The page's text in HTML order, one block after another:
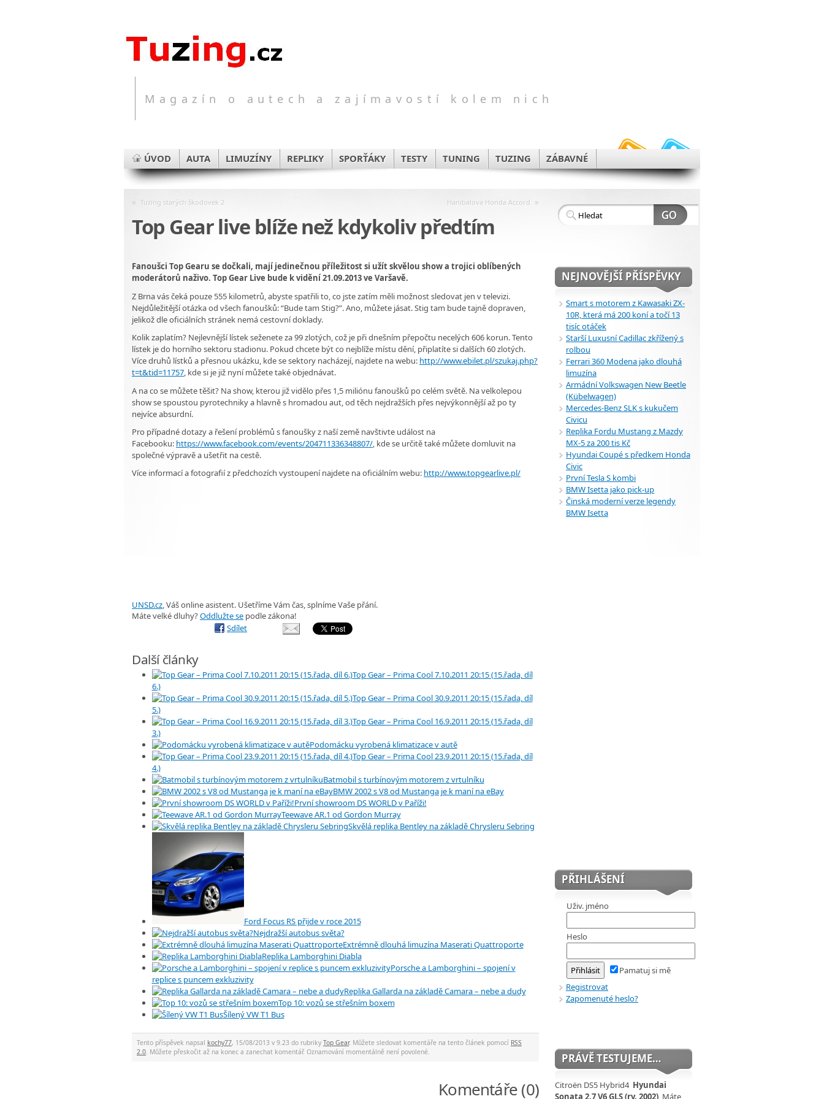
Magazín o autech a zajímavostí kolem nich
ÚVOD AUTA LIMUZÍNY REPLIKY SPORŤÁKY TESTY TUNING TUZING ZÁBAVNÉ
« Tuzing starých škodovek 2 Hanibalova Honda Accord »
Top Gear live blíže než kdykoliv předtím
Fanoušci Top Gearu se dočkali, mají jedinečnou příležitost si užít skvělou show a trojici oblíbených
moderátorů naživo. Top Gear Live bude k vidění 21.09.2013 ve Varšavě.
Z Brna vás čeká pouze 555 kilometrů, abyste spatřili to, co jste zatím měli možnost sledovat jen v televizi.
Nejdůležitější otázka od všech fanoušků: “Bude tam Stig?”. Ano, můžete jásat. Stig tam bude tajně dopraven,
jelikož dle oficiálních stránek nemá cestovní doklady.
Kolik zaplatím? Nejlevnější lístek seženete za 99 zlotých, což je při dnešním přepočtu necelých 606 korun. Tento
lístek je do horního sektoru stadionu. Pokud chcete být co nejblíže místu dění, připlatíte si dalších 60 zlotých.
Více druhů lístků a přesnou ukázku, kde se sektory nacházejí, najdete na webu: http://www.ebilet.pl/szukaj.php?
t=t&tid=11757, kde si je již nyní můžete také objednávat.
A na co se můžete těšit? Na show, kterou již vidělo přes 1,5 miliónu fanoušků po celém světě. Na velkolepou
show se spoustou pyrotechniky a hlavně s hromadou aut, od těch nejdražších přes nejvýkonnější až po ty
nejvíce absurdní.
Pro případné dotazy a řešení problémů s fanoušky z naší země navštivte událost na
Facebooku: https://www.facebook.com/events/204711336348807/, kde se určitě také můžete domluvit na
společné výpravě a ušetřit na cestě.
Více informací a fotografií z předchozích vystoupení najdete na oficiálním webu: http://www.topgearlive.pl/
UNSD.cz, Váš online asistent. Ušetříme Vám čas, splníme Vaše přání.
Máte velké dluhy?Oddlužte se podle zákona!
Sdílet
Další články
Top Gear – Prima Cool 7.10.2011 20:15 (15.řada, díl
6.)
Top Gear – Prima Cool 30.9.2011 20:15 (15.řada, díl
5.)
Top Gear – Prima Cool 16.9.2011 20:15 (15.řada, díl
3.)
Podomácku vyrobená klimatizace v autě
Top Gear – Prima Cool 23.9.2011 20:15 (15.řada, díl
4.)
Batmobil s turbínovým motorem z vrtulníku
BMW 2002 s V8 od Mustanga je k maní na eBay
První showroom DS WORLD v Paříži!
Teewave AR.1 od Gordon Murray
Skvělá replika Bentley na základě Chrysleru Sebring
Ford Focus RS přijde v roce 2015
Nejdražší autobus světa?
Extrémně dlouhá limuzína Maserati Quattroporte
Replika Lamborghini Diabla
Porsche a Lamborghini – spojení v
replice s puncem exkluzivity
Replika Gallarda na základě Camara – nebe a dudy
Top 10: vozů se střešním boxem
Šílený VW T1 Bus
Tento příspěvek napsal kochy77, 15/08/2013 v 9.23 do rubriky Top Gear. Můžete sledovat komentáře na tento článek pomocí RSS
2.0. Můžete přeskočit až na konec a zanechat komentář. Oznamování momentálně není povolené.
Komentáře (0)
NEJNOVĚJŠÍ PŘÍSPĚVKY
Smart s motorem z Kawasaki ZX-
10R, která má 200 koní a točí 13
tisíc otáček
Starší Luxusní Cadillac zkřížený s
rolbou
Ferrari 360 Modena jako dlouhá
limuzína
Armádní Volkswagen New Beetle
(Kübelwagen)
Mercedes-Benz SLK s kukučem
Civicu
Replika Fordu Mustang z Mazdy
MX-5 za 200 tis Kč
Hyundai Coupé s předkem Honda
Civic
První Tesla S kombi
BMW Isetta jako pick-up
Činská moderní verze legendy
BMW Isetta
PŘIHLÁŠENÍ
Uživ. jméno
Heslo
Pamatuj si mě
Registrovat
Zapomenuté heslo?
PRÁVĚ TESTUJEME…
Citroën DS5 Hybrid4 Hyundai
Sonata 2,7 V6 GLS (rv. 2002) Máte